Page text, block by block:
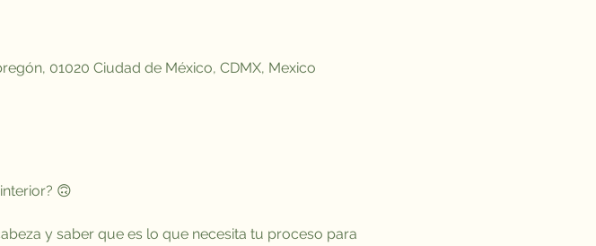
01020 Ciudad de México, CDMX, Mexico
🙃
y saber que es lo que necesita tu proceso para